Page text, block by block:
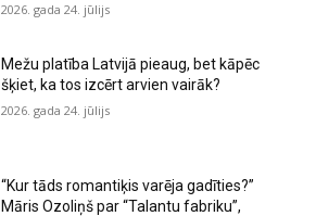
2026. gada 24. jūlijs
Mežu platība Latvijā pieaug, bet kāpēc
šķiet, ka tos izcērt arvien vairāk?
2026. gada 24. jūlijs
“Kur tāds romantiķis varēja gadīties?”
Māris Ozoliņš par “Talantu fabriku”,